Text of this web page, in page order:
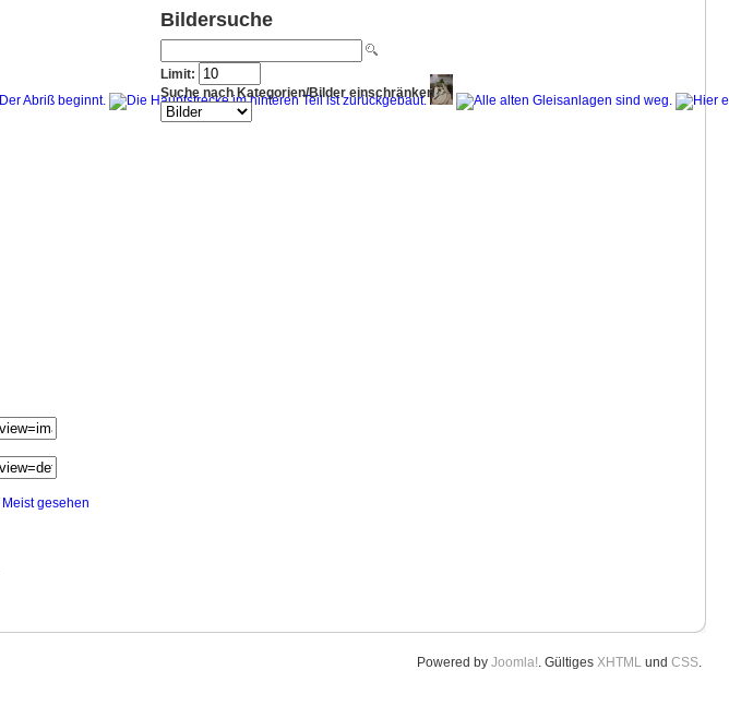
Meist gesehen
Bildersuche
Limit:
Suche nach Kategorien/Bilder einschränken
Powered by Joomla!. Gültiges XHTML und CSS.